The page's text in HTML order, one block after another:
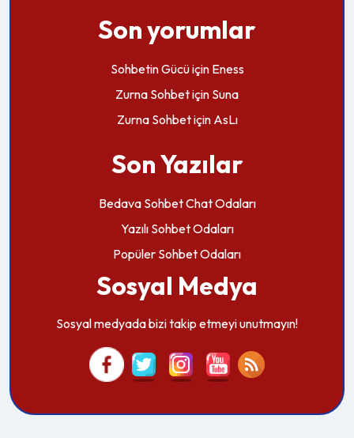
Son yorumlar
Sohbetin Gücüiçin Eness
Zurna Sohbetiçin Suna
Zurna Sohbetiçin AsLı
Son Yazılar
Bedava Sohbet Chat Odaları
Yazılı Sohbet Odaları
Popüler Sohbet Odaları
Sosyal Medya
Sosyal medyada bizi takip etmeyi unutmayın!